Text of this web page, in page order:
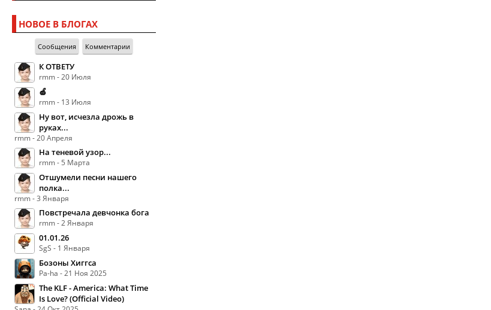
НОВОЕ В БЛОГАХ
Сообщения Комментарии
К ОТВЕТУ
rmm - 20 Июля
🍏
rmm - 13 Июля
Ну вот, исчезла дрожь в
руках...
rmm - 20 Апреля
На теневой узор...
rmm - 5 Марта
Отшумели песни нашего
полка...
rmm - 3 Января
Повстречала девчонка бога
rmm - 2 Января
01.01.26
SgS - 1 Января
Бозоны Хиггса
Pa-ha - 21 Ноя 2025
The KLF - America: What Time
Is Love? (Official Video)